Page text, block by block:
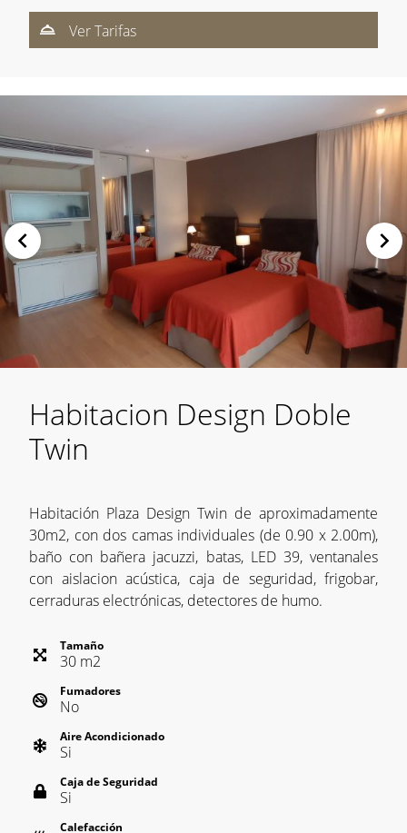
Ver Tarifas
Habitacion Design Doble
Twin
Habitación Plaza Design Twin de aproximadamente
30m2, con dos camas individuales (de 0.90 x 2.00m),
baño con bañera jacuzzi, batas, LED 39, ventanales
con aislacion acústica, caja de seguridad, frigobar,
cerraduras electrónicas, detectores de humo.
Tamaño
30 m2
Fumadores
No
Aire Acondicionado
Si
Caja de Seguridad
Si
Calefacción